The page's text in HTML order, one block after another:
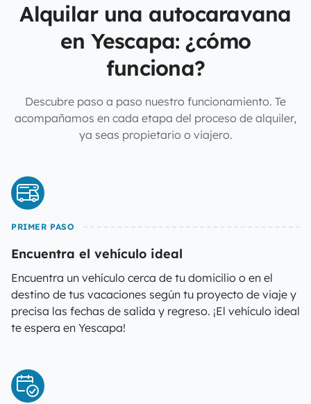
Alquilar una autocaravana
en Yescapa: ¿cómo
funciona?
Descubre paso a paso nuestro funcionamiento. Te
acompañamos en cada etapa del proceso de alquiler,
ya seas propietario o viajero.
PRIMER PASO
Encuentra el vehículo ideal
Encuentra un vehículo cerca de tu domicilio o en el
destino de tus vacaciones según tu proyecto de viaje y
precisa las fechas de salida y regreso. ¡El vehículo ideal
te espera en Yescapa!